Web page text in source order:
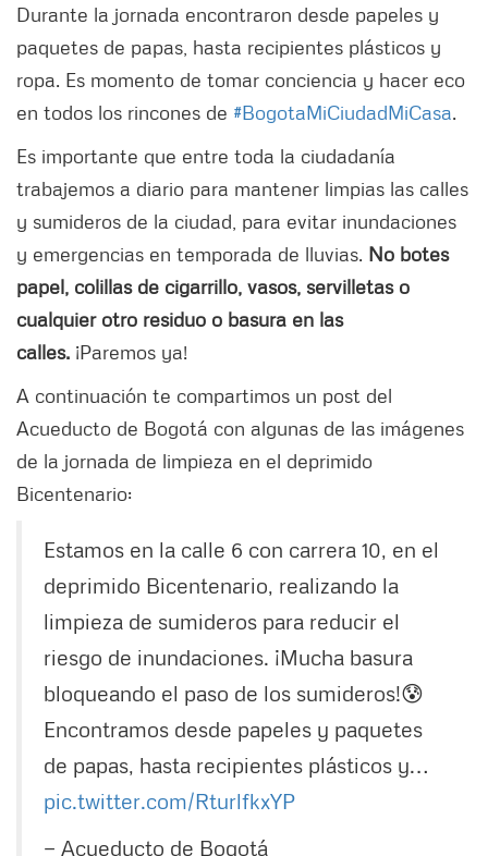
Durante la jornada encontraron desde papeles y
paquetes de papas, hasta recipientes plásticos y
ropa. Es momento de tomar conciencia y hacer eco
en todos los rincones de #BogotaMiCiudadMiCasa.
Es importante que entre toda la ciudadanía
trabajemos a diario para mantener limpias las calles
y sumideros de la ciudad, para evitar inundaciones
y emergencias en temporada de lluvias. No botes
papel, colillas de cigarrillo, vasos, servilletas o
cualquier otro residuo o basura en las
calles. ¡Paremos ya!
A continuación te compartimos un post del
Acueducto de Bogotá con algunas de las imágenes
de la jornada de limpieza en el deprimido
Bicentenario:
Estamos en la calle 6 con carrera 10, en el
deprimido Bicentenario, realizando la
limpieza de sumideros para reducir el
riesgo de inundaciones. ¡Mucha basura
bloqueando el paso de los sumideros!😰
Encontramos desde papeles y paquetes
de papas, hasta recipientes plásticos y…
pic.twitter.com/RturlfkxYP
— Acueducto de Bogotá